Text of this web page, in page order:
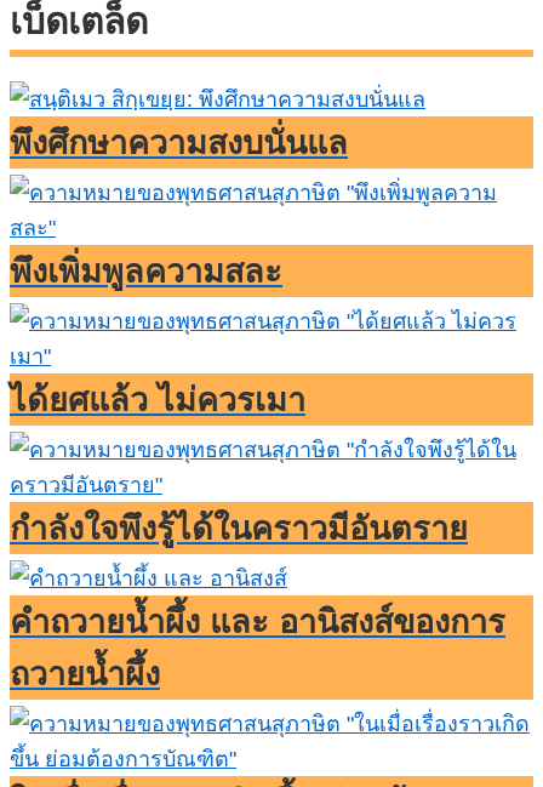
เบ็ดเตล็ด
พึงศึกษาความสงบนั่นแล
พึงเพิ่มพูลความสละ
ได้ยศแล้ว ไม่ควรเมา
กำลังใจพึงรู้ได้ในคราวมีอันตราย
คำถวายน้ำผึ้ง และ อานิสงส์ของการ
ถวายน้ำผึ้ง